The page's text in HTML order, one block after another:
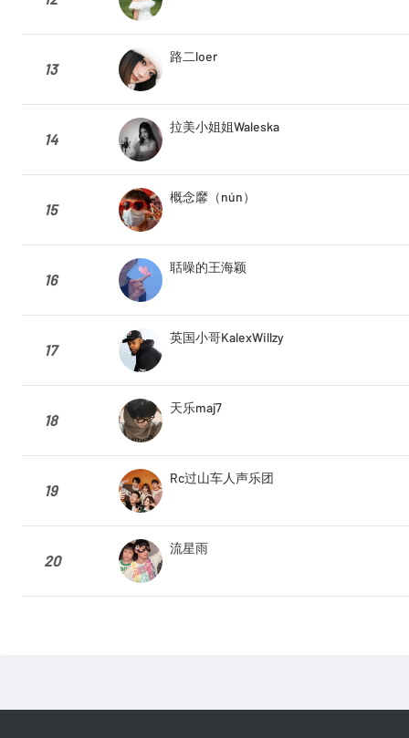
13
路二loer
14
拉美小姐姐Waleska
15
概念黁（nún）
16
聒噪的王海颖
17
英国小哥KalexWillzy
18
天乐maj7
19
Rc过山车人声乐团
20
流星雨